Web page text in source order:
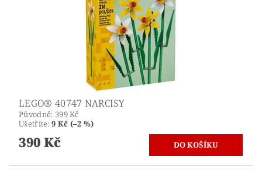
LEGO® 40747 NARCISY
Původně: 399 Kč
Ušetříte:9 Kč (–2 %)
390 Kč